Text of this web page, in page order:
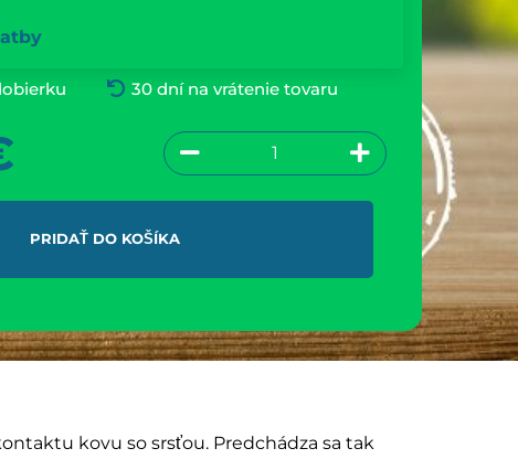
30 dní na vrátenie tovaru
PRIDAŤ DO KOŠÍKA
kovu so srsťou. Predchádza sa tak